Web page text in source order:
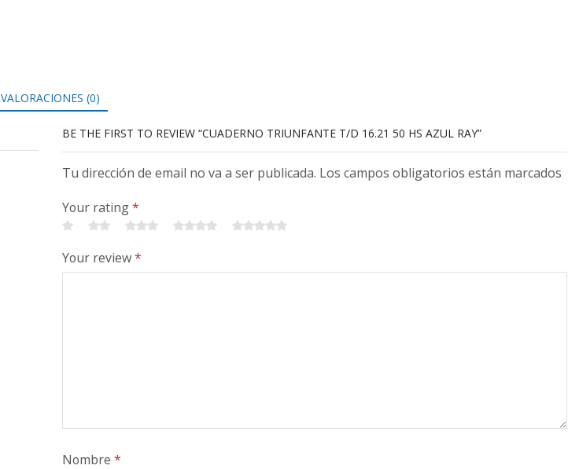
VALORACIONES (0)
BE THE FIRST TO REVIEW “CUADERNO TRIUNFANTE T/D 16.21 50 HS AZUL RAY”
Tu dirección de email no va a ser publicada. Los campos obligatorios están marcados
Your rating*
Your review*
Nombre *